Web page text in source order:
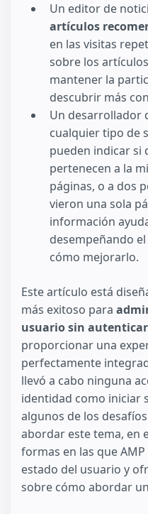
Un editor de
artículos
en las visitas
sobre los
mantener la
descubrir más
Un desarrollador
cualquier tipo de
pueden indicar si
pertenecen a la
páginas, o a dos
vieron una sola
información
desempeñando
cómo mejorarlo.
Este artículo está
más exitoso para
usuario sin autenticar
proporcionar una
perfectamente
llevó a cabo ninguna
identidad como iniciar
algunos de los
abordar este tema, en
formas en las que
estado del usuario y
sobre cómo abordar